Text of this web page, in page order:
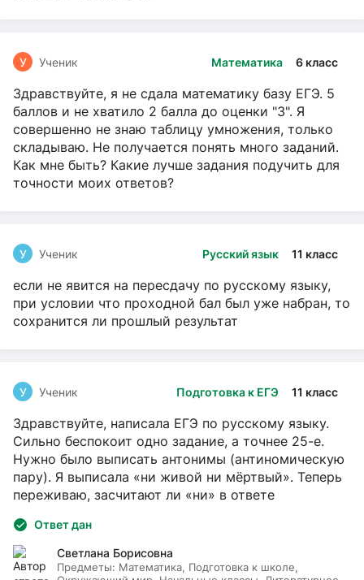
Математика 6 класс
У Ученик
Здравствуйте, я не сдала математику базу ЕГЭ. 5
баллов и не хватило 2 балла до оценки "3". Я
совершенно не знаю таблицу умножения, только
складываю. Не получается понять много заданий.
Как мне быть? Какие лучше задания подучить для
точности моих ответов?
Русский язык 11 класс
У Ученик
если не явится на пересдачу по русскому языку,
при условии что проходной бал был уже набран, то
сохранится ли прошлый результат
Подготовка к ЕГЭ 11 класс
У Ученик
Здравствуйте, написала ЕГЭ по русскому языку.
Сильно беспокоит одно задание, а точнее 25-е.
Нужно было выписать антонимы (антиномическую
пару). Я выписала «ни живой ни мёртвый». Теперь
переживаю, засчитают ли «ни» в ответе
Ответ дан
Светлана Борисовна
Предметы: Математика, Подготовка к школе,